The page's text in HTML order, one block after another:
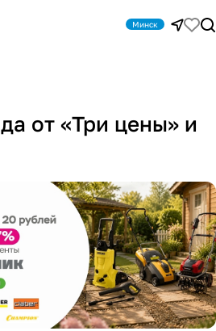
Минск
от «Три цены» и